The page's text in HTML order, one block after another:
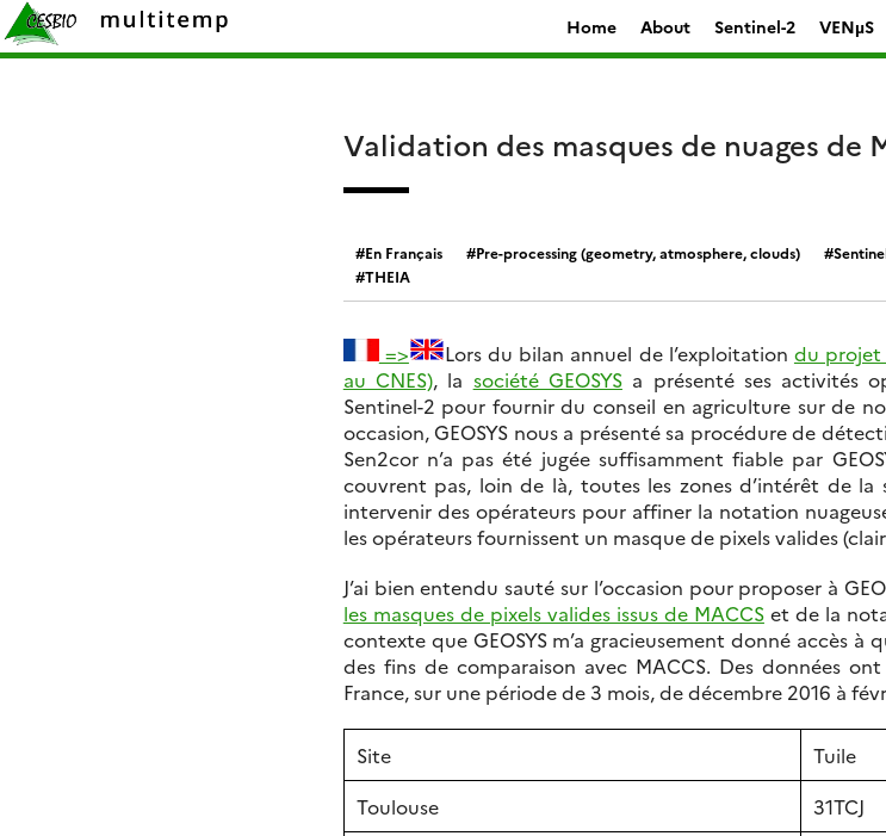
Skip
to
content
Home About Sentinel-2 VENµS
Validation des masques de nuages de
En Français Pre-processing (geometry, atmosphere, clouds)
THEIA
=> Lors du bilan annuel de l’exploitation du projet
au CNES), la société GEOSYSa présenté ses activités
Sentinel-2 pour fournir du conseil en agriculture sur de
occasion, GEOSYS nous a présenté sa procédure de
Sen2cor n’a pas été jugée suffisamment fiable par
couvrent pas, loin de là, toutes les zones d’intérêt de la
intervenir des opérateurs pour affiner la notation
les opérateurs fournissent un masque de pixels valides
J’ai bien entendu sauté sur l’occasion pour proposer à
les masques de pixels valides issus de MACCSet de la
contexte que GEOSYS m’a gracieusement donné accès à
des fins de comparaison avec MACCS. Des données
France, sur une période de 3 mois, de décembre 2016 à
Site
Tuile
Toulouse
31TCJ